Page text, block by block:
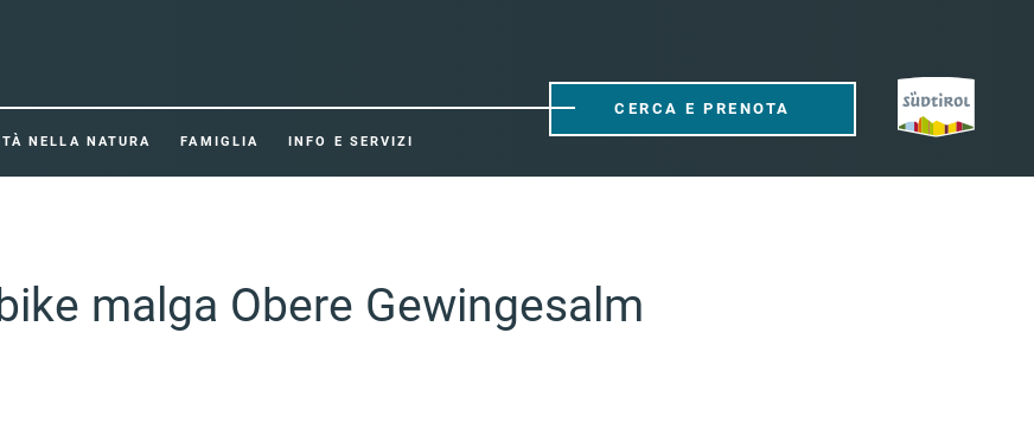
NELLA NATURA FAMIGLIA INFO E SERVIZI
CERCA E PRENOTA
malga Obere Gewingesalm